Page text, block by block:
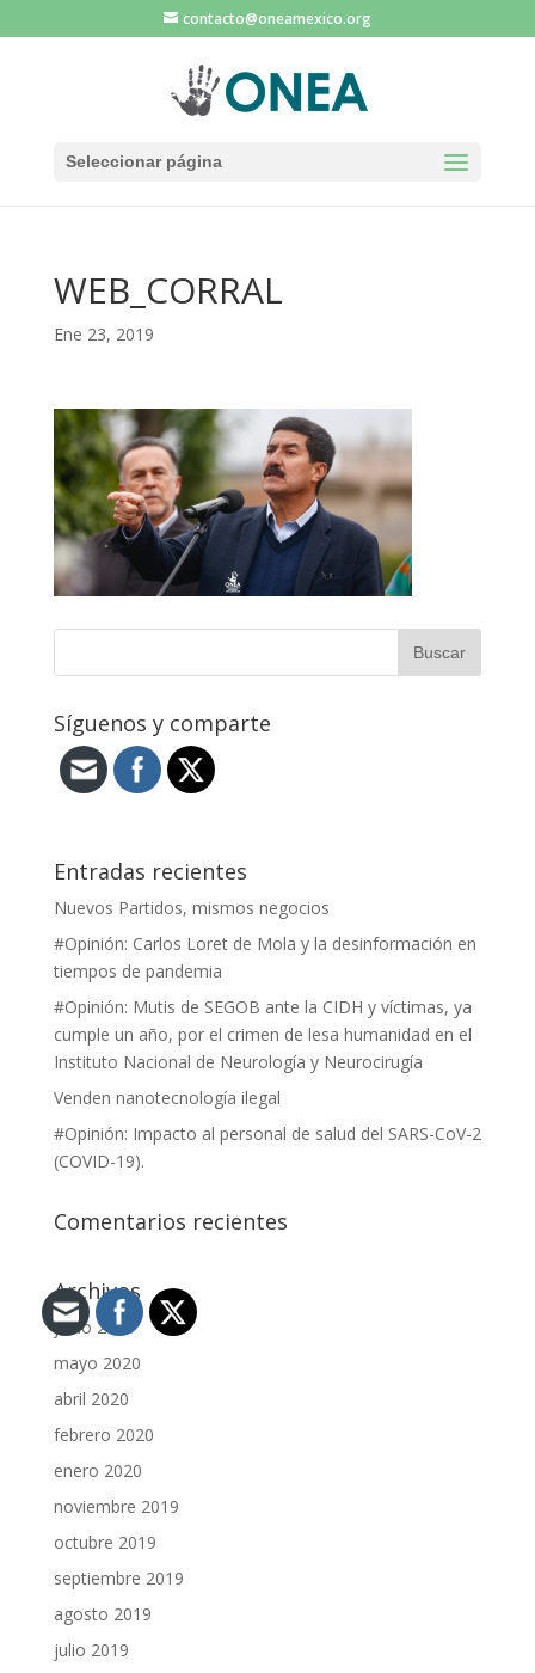
contacto@oneamexico.org
Seleccionar página
WEB_CORRAL
Ene 23, 2019
Síguenos y comparte
Entradas recientes
Nuevos Partidos, mismos negocios
#Opinión: Carlos Loret de Mola y la desinformación en
tiempos de pandemia
#Opinión: Mutis de SEGOB ante la CIDH y víctimas, ya
cumple un año, por el crimen de lesa humanidad en el
Instituto Nacional de Neurología y Neurocirugía
Venden nanotecnología ilegal
#Opinión: Impacto al personal de salud del SARS-CoV-2
(COVID-19).
Comentarios recientes
Archivos
junio 2020
mayo 2020
abril 2020
febrero 2020
enero 2020
noviembre 2019
octubre 2019
septiembre 2019
agosto 2019
julio 2019